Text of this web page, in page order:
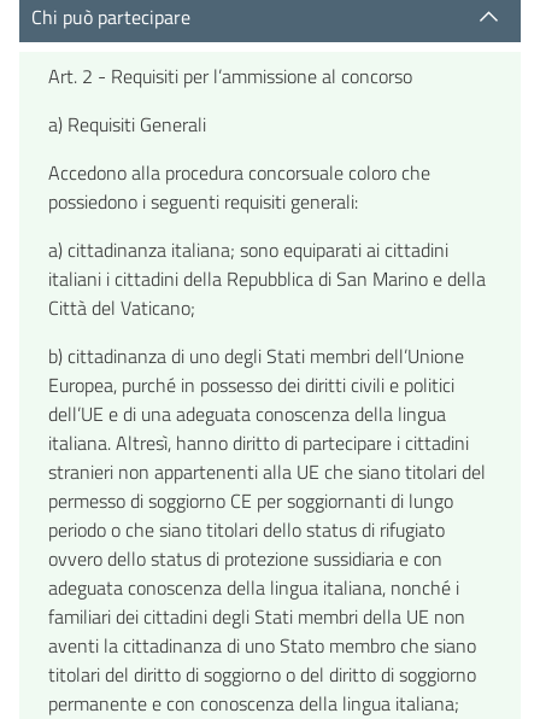
Chi può partecipare
Art. 2 - Requisiti per l’ammissione al concorso
a) Requisiti Generali
Accedono alla procedura concorsuale coloro che
possiedono i seguenti requisiti generali:
a) cittadinanza italiana; sono equiparati ai cittadini
italiani i cittadini della Repubblica di San Marino e della
Città del Vaticano;
b) cittadinanza di uno degli Stati membri dell’Unione
Europea, purché in possesso dei diritti civili e politici
dell’UE e di una adeguata conoscenza della lingua
italiana. Altresì, hanno diritto di partecipare i cittadini
stranieri non appartenenti alla UE che siano titolari del
permesso di soggiorno CE per soggiornanti di lungo
periodo o che siano titolari dello status di rifugiato
ovvero dello status di protezione sussidiaria e con
adeguata conoscenza della lingua italiana, nonché i
familiari dei cittadini degli Stati membri della UE non
aventi la cittadinanza di uno Stato membro che siano
titolari del diritto di soggiorno o del diritto di soggiorno
permanente e con conoscenza della lingua italiana;